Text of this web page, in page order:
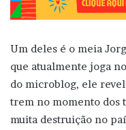
Um deles é o meia
que atualmente joga
do microblog, ele
trem no momento dos
muita destruição no